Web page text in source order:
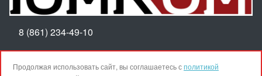
8 (861) 234-49-10
Пн-Пт 8:30-17:30
Продолжая использовать сайт, вы соглашаетесь сполитикой